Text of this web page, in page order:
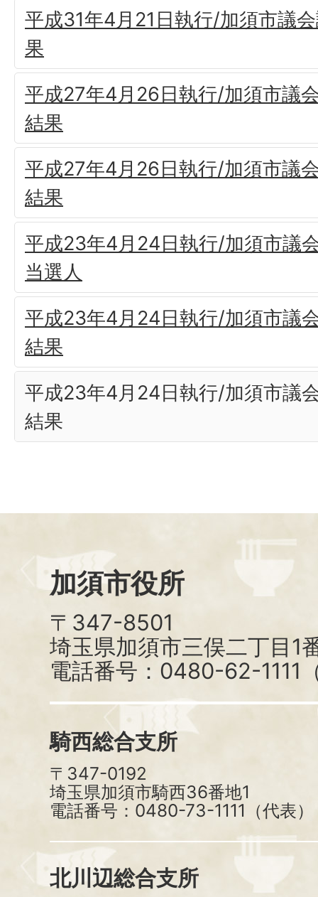
平成31年4月21日執行/加須市議
果
平成27年4月26日執行/加須市議
結果
平成27年4月26日執行/加須市議
結果
平成23年4月24日執行/加須市議
当選人
平成23年4月24日執行/加須市議
結果
平成23年4月24日執行/加須市議
結果
加須市役所
〒347-8501
埼玉県加須市三俣二丁目1
電話番号：0480-62-1111
騎西総合支所
〒347-0192
埼玉県加須市騎西36番地1
電話番号：0480-73-1111（代表）
北川辺総合支所